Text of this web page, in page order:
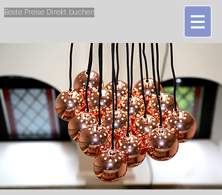
Beste Preise Direkt buchen